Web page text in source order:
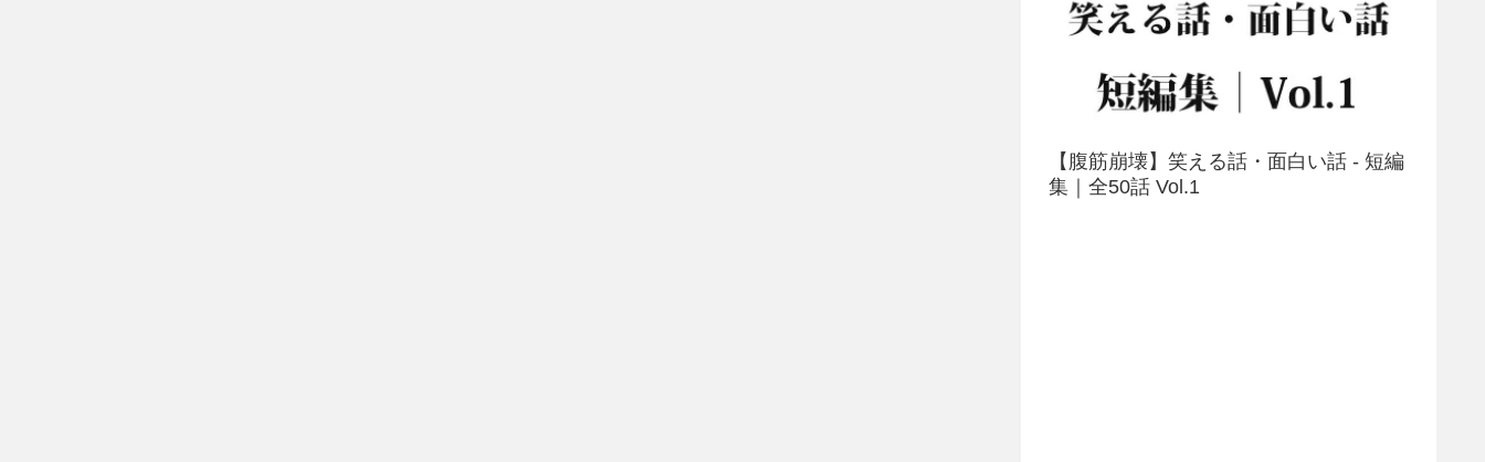
【腹筋崩壊】笑える話・面白い話 - 短編
集｜全50話 Vol.1